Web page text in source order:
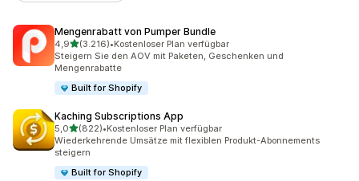
Mengenrabatt von Pumper Bundle
4,9von 5 Sternen
(3.216)
3216 Rezensionen insgesamt
•Kostenloser Plan verfügbar
Steigern Sie den AOV mit Paketen, Geschenken und
Mengenrabatte
Built for Shopify
Kaching Subscriptions App
5,0von 5 Sternen
(822)
822 Rezensionen insgesamt
•Kostenloser Plan verfügbar
Wiederkehrende Umsätze mit flexiblen Produkt-Abonnements
steigern
Built for Shopify